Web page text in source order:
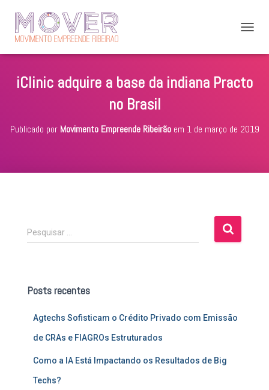
R
N
G
iClinic adquire a base da indiana Practo
no Brasil
Publicado por Movimento Empreende Ribeirãoem 1 de março de 2019
P
e
i
Pesquisar …
Posts recentes
Agtechs Sofisticam o Crédito Privado com Emissão
de CRAs e FIAGROs Estruturados
Como a IA Está Impactando os Resultados de Big
Techs?